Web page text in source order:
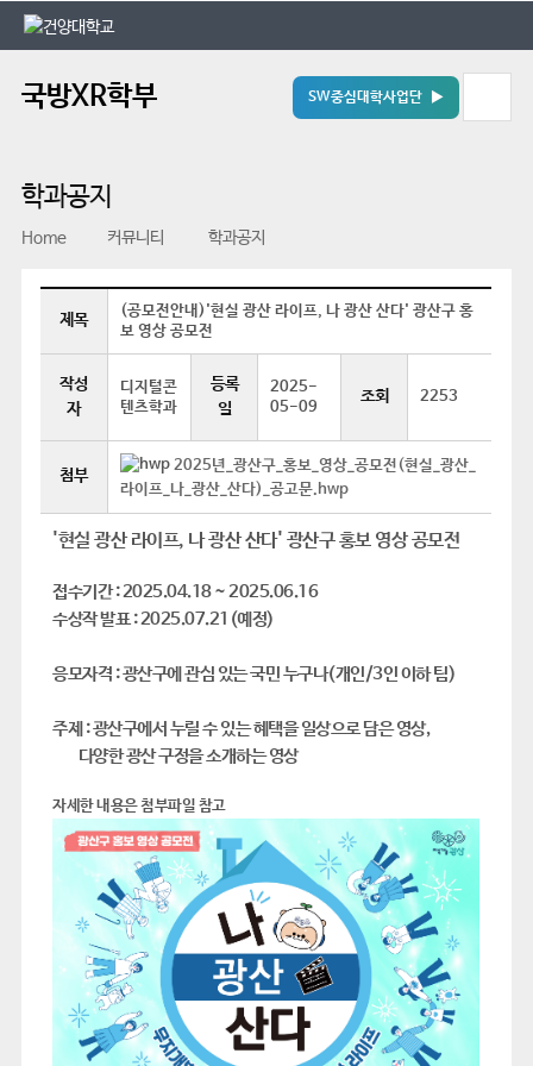
본문 바로가기
대메뉴 바로가기
국방XR학부 SW중심대학사업단 ▶
학과공지
Home 커뮤니티 학과공지
제목
(공모전안내)'현실 광산 라이프, 나 광산 산다' 광산구 홍
보 영상 공모전
작성
자
디지털콘
텐츠학과
등록
일
2025-
05-09
조회 2253
첨부
2025년_광산구_홍보_영상_공모전(현실_광산_
라이프_나_광산_산다)_공고문.hwp
'현실 광산 라이프, 나 광산 산다' 광산구 홍보 영상 공모전
접수기간 : 2025.04.18 ~ 2025.06.16
수상작 발표 : 2025.07.21(예정)
응모자격 : 광산구에 관심 있는 국민 누구나(개인/3인 이하 팀)
주제 : 광산구에서 누릴 수 있는 혜택을 일상으로 담은 영상,
다양한 광산 구정을 소개하는 영상
자세한 내용은 첨부파일 참고